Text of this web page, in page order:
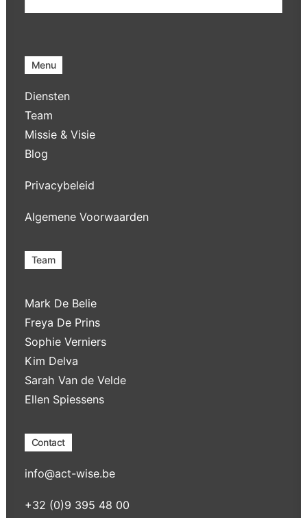
Menu
Diensten
Team
Missie & Visie
Blog
Privacybeleid
Algemene Voorwaarden
Team
Mark De Belie
Freya De Prins
Sophie Verniers
Kim Delva
Sarah Van de Velde
Ellen Spiessens
Contact
info@act-wise.be
+32 (0)9 395 48 00